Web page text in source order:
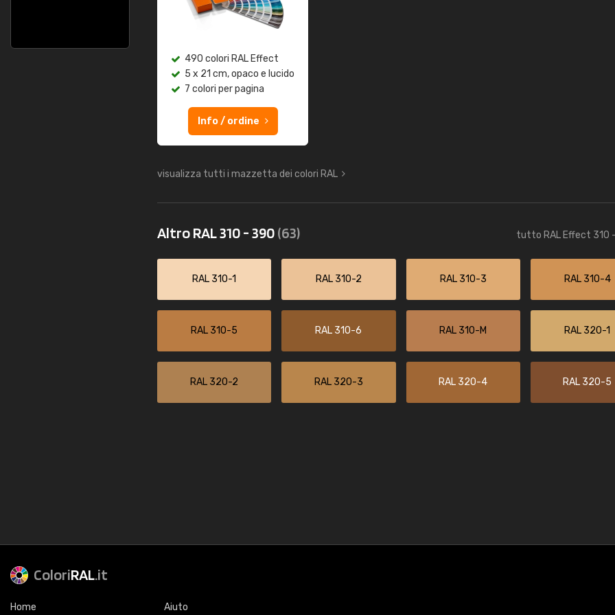
490 colori RAL Effect
5 x 21 cm, opaco e lucido
7 colori per pagina
Info / ordine
visualizza tutti i mazzetta dei colori RAL
Altro RAL 310 - 390(63) tutto RAL Effect 310
RAL 310-1 RAL 310-2 RAL 310-3 RAL 310-4
RAL 310-5 RAL 310-6 RAL 310-M RAL 320-1
RAL 320-2 RAL 320-3 RAL 320-4 RAL 320-5
ColoriRAL.it
Home Aiuto